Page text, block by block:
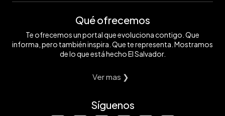
Qué ofrecemos
Te ofrecemos un portal que evoluciona contigo. Que
informa, pero también inspira. Que te representa. Mostramos
de lo que está hecho El Salvador.
Ver mas ❯
Síguenos